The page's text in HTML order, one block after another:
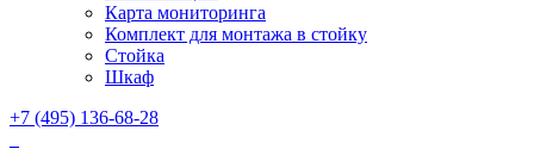
Карта мониторинга
Комплект для монтажа в стойку
Стойка
Шкаф
+7 (495) 136-68-28